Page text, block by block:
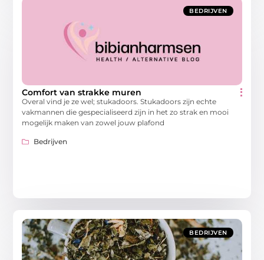
BEDRIJVEN
Comfort van strakke muren
Overal vind je ze wel; stukadoors. Stukadoors zijn echte
vakmannen die gespecialiseerd zijn in het zo strak en mooi
mogelijk maken van zowel jouw plafond
Bedrijven
BEDRIJVEN